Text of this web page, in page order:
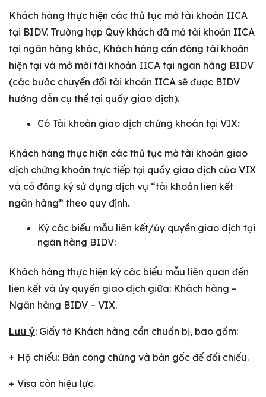
Khách hàng thực hiện các thủ tục mở tài khoản IICA
tại BIDV. Trường hợp Quý khách đã mở tài khoản IICA
tại ngân hàng khác, Khách hàng cần đóng tài khoản
hiện tại và mở mới tài khoản IICA tại ngân hàng BIDV
(các bước chuyển đổi tài khoản IICA sẽ được BIDV
hướng dẫn cụ thể tại quầy giao dịch).
Có Tài khoản giao dịch chứng khoán tại VIX:
Khách hàng thực hiện các thủ tục mở tài khoản giao
dịch chứng khoán trực tiếp tại quầy giao dịch của VIX
và có đăng ký sử dụng dịch vụ “tài khoản liên kết
ngân hàng” theo quy định.
Ký các biểu mẫu liên kết/ủy quyền giao dịch tại
ngân hàng BIDV:
Khách hàng thực hiện ký các biểu mẫu liên quan đến
liên kết và ủy quyền giao dịch giữa: Khách hàng –
Ngân hàng BIDV – VIX.
Lưu ý: Giấy tờ Khách hàng cần chuẩn bị, bao gồm:
+ Hộ chiếu: Bản công chứng và bản gốc để đối chiếu.
+ Visa còn hiệu lực.